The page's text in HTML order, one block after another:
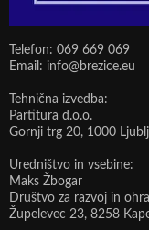
Telefon: 069 669 069
Email: info@brezice.eu
Tehnična izvedba:
Partitura d.o.o.
Gornji trg 20, 1000
Uredništvo in vsebine:
Maks Žbogar
Društvo za razvoj in
Župelevec 23, 8258